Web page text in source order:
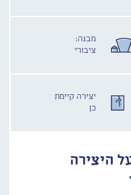
מבנה:
ציבורי
יצירה קיימת
כן
היצירה